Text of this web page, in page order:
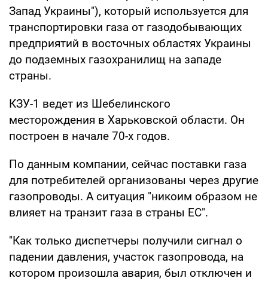
Запад Украины"), который используется для
транспортировки газа от газодобывающих
предприятий в восточных областях Украины
до подземных газохранилищ на западе
страны.
КЗУ-1 ведет из Шебелинского
месторождения в Харьковской области. Он
построен в начале 70-х годов.
По данным компании, сейчас поставки газа
для потребителей организованы через другие
газопроводы. А ситуация "никоим образом не
влияет на транзит газа в страны ЕС".
"Как только диспетчеры получили сигнал о
падении давления, участок газопровода, на
котором произошла авария, был отключен и